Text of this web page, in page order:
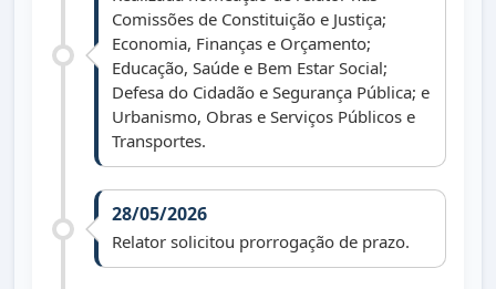
Comissões de Constituição e Justiça;
Economia, Finanças e Orçamento;
Educação, Saúde e Bem Estar Social;
Defesa do Cidadão e Segurança Pública; e
Urbanismo, Obras e Serviços Públicos e
Transportes.
28/05/2026
Relator solicitou prorrogação de prazo.